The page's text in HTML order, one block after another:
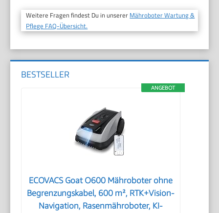
Weitere Fragen findest Du in unserer Mähroboter Wartung &
Pflege FAQ-Übersicht.
BESTSELLER
ANGEBOT
ECOVACS Goat O600 Mähroboter ohne
Begrenzungskabel, 600 m², RTK+Vision-
Navigation, Rasenmähroboter, KI-